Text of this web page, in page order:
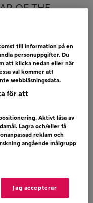
OF THE
– SÄG MIG
NOW
EYES
till information på en
personuppgifter. Du
att klicka nedan eller när
val kommer att
webbläsningsdata.
för att
Aktivt läsa av
Lagra och/eller få
reklam och
angående målgrupp
Jag accepterar